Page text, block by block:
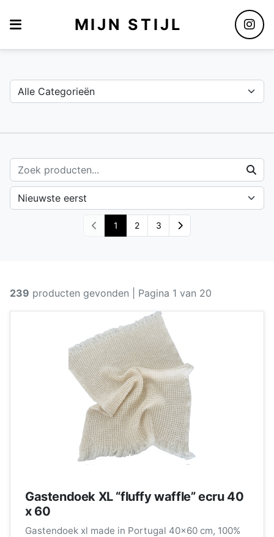
MIJN STIJL
Assortiment
1 2 3
239 producten gevonden | Pagina 1 van 20
Gastendoek XL “fluffy waffle” ecru 40
x 60
Gastendoek xl made in Portugal 40x60 cm, 100%